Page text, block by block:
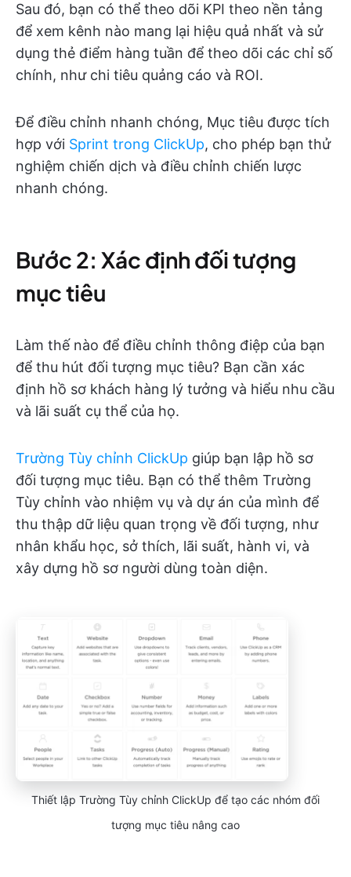
Sau đó, bạn có thể theo dõi KPI theo nền tảng
để xem kênh nào mang lại hiệu quả nhất và sử
dụng thẻ điểm hàng tuần để theo dõi các chỉ số
chính, như chi tiêu quảng cáo và ROI.
Để điều chỉnh nhanh chóng, Mục tiêu được tích
hợp với Sprint trong ClickUp, cho phép bạn thử
nghiệm chiến dịch và điều chỉnh chiến lược
nhanh chóng.
Bước 2: Xác định đối tượng
mục tiêu
Làm thế nào để điều chỉnh thông điệp của bạn
để thu hút đối tượng mục tiêu? Bạn cần xác
định hồ sơ khách hàng lý tưởng và hiểu nhu cầu
và lãi suất cụ thể của họ.
Trường Tùy chỉnh ClickUp giúp bạn lập hồ sơ
đối tượng mục tiêu. Bạn có thể thêm Trường
Tùy chỉnh vào nhiệm vụ và dự án của mình để
thu thập dữ liệu quan trọng về đối tượng, như
nhân khẩu học, sở thích, lãi suất, hành vi, và
xây dựng hồ sơ người dùng toàn diện.
Thiết lập Trường Tùy chỉnh ClickUp để tạo các nhóm đối
tượng mục tiêu nâng cao